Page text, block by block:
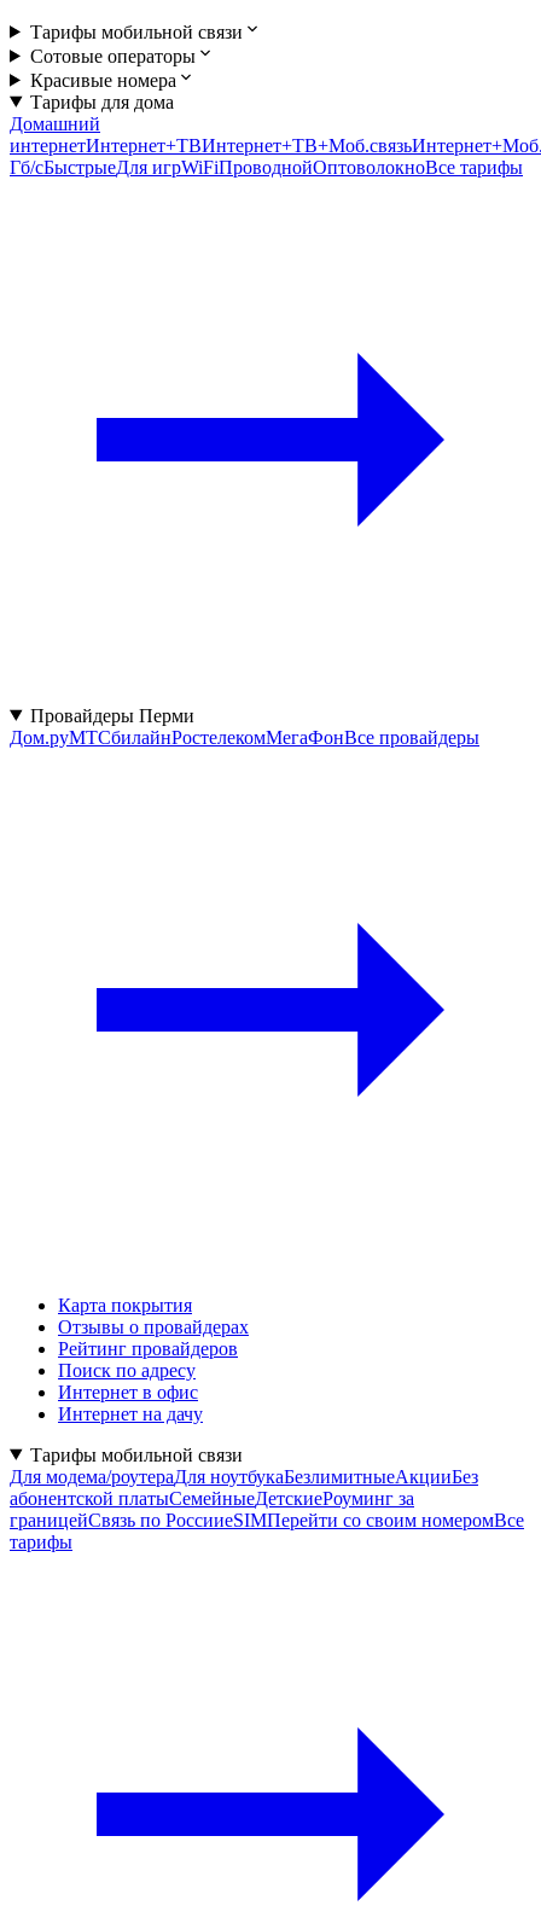
Тарифы мобильной связи
Сотовые операторы
Красивые номера
Тарифы для дома
Домашний
интернетИнтернет+ТВИнтернет+ТВ+Моб.связь
Гб/cБыстрыеДля игрWiFiПроводнойОптоволокноВсе тарифы
Провайдеры Перми
Дом.руМТСбилайнРостелекомМегаФонВсе провайдеры
Карта покрытия
Отзывы о провайдерах
Рейтинг провайдеров
Поиск по адресу
Интернет в офис
Интернет на дачу
Тарифы мобильной связи
Для модема/роутераДля ноутбукаБезлимитныеАкцииБез
абонентской платыСемейныеДетскиеРоуминг за
границейСвязь по РоссииeSIMПерейти со своим номеромВсе
тарифы